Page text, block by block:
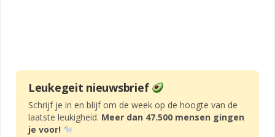
Leukegeit nieuwsbrief
Schrijf je in en blijf om de week op de hoogte van de
laatste leukigheid. Meer dan 47.500 mensen gingen
je voor!